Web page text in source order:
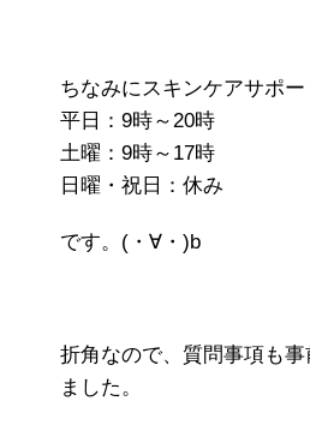
ちなみにスキンケアサポー
平日：9時～20時
土曜：9時～17時
日曜・祝日：休み
です。(・∀・)b
折角なので、質問事項も
ました。